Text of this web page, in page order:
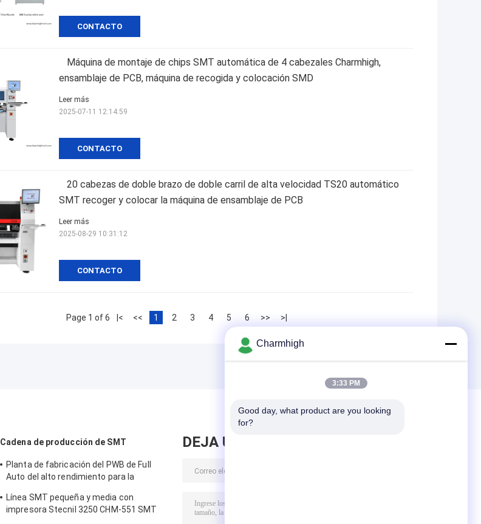
CONTACTO
Máquina de montaje de chips SMT automática de 4 cabezales Charmhigh,
ensamblaje de PCB, máquina de recogida y colocación SMD
CONTACTO
Leer más
2025-07-11 12:14:59
20 cabezas de doble brazo de doble carril de alta velocidad TS20 automático
SMT recoger y colocar la máquina de ensamblaje de PCB
CONTACTO
Leer más
2025-08-29 10:31:12
Page 1 of 6 |< << 1 2 3 4 5 6 >> >|
Cadena de producción de SMT
Planta de fabricación del PWB de Full
Auto del alto rendimiento para la
Línea SMT pequeña y media con
impresora Stecnil 3250 CHM-551 SMT
DEJA UN MENSAJE
Charmhigh
3:33 PM
Good day, what product are you looking
for?